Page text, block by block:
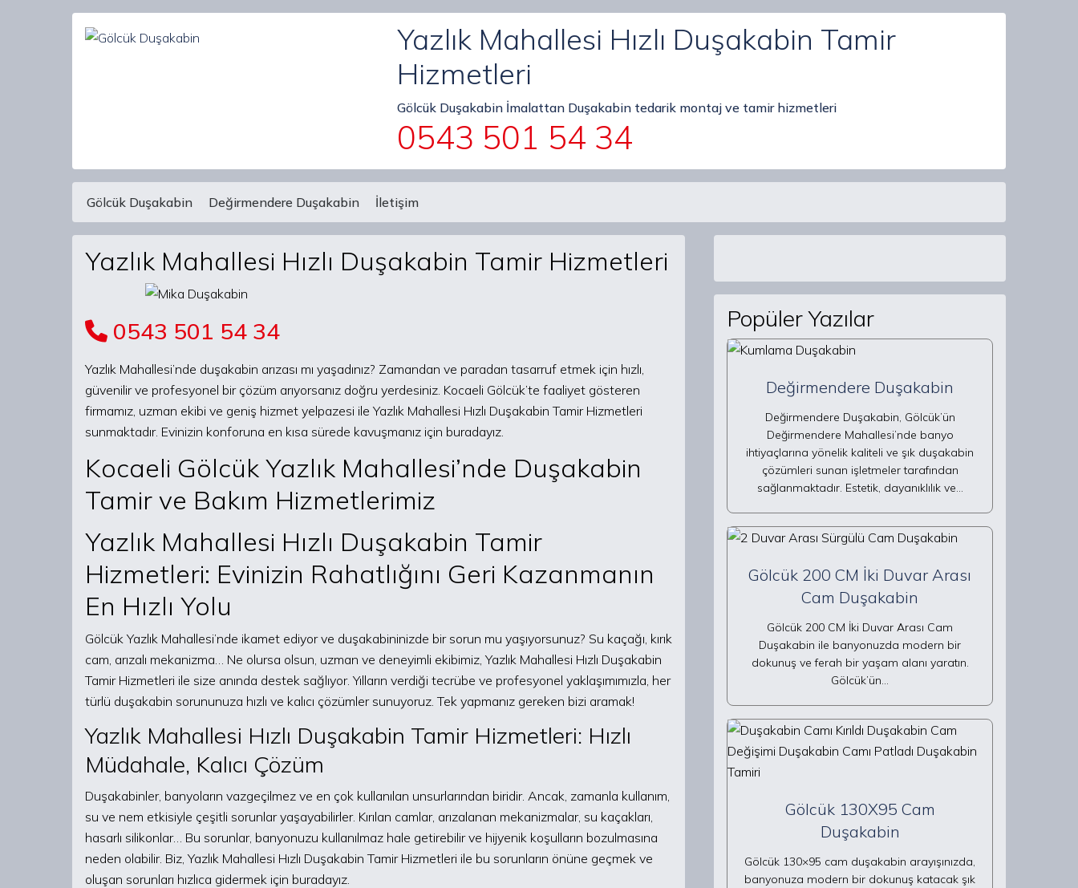
Yazlık Mahallesi Hızlı Duşakabin Tamir
Hizmetleri
Gölcük Duşakabin İmalattan Duşakabin tedarik montaj ve tamir hizmetleri
0543 501 54 34
Main Navigation
Gölcük Duşakabin Değirmendere Duşakabin İletişim
Yazlık Mahallesi Hızlı Duşakabin Tamir Hizmetleri
0543 501 54 34
Yazlık Mahallesi’nde duşakabin arızası mı yaşadınız? Zamandan ve paradan tasarruf etmek için hızlı,
güvenilir ve profesyonel bir çözüm arıyorsanız doğru yerdesiniz. Kocaeli Gölcük’te faaliyet gösteren
firmamız, uzman ekibi ve geniş hizmet yelpazesi ile Yazlık Mahallesi Hızlı Duşakabin Tamir Hizmetleri
sunmaktadır. Evinizin konforuna en kısa sürede kavuşmanız için buradayız.
Kocaeli Gölcük Yazlık Mahallesi’nde Duşakabin
Tamir ve Bakım Hizmetlerimiz
Yazlık Mahallesi Hızlı Duşakabin Tamir
Hizmetleri: Evinizin Rahatlığını Geri Kazanmanın
En Hızlı Yolu
Gölcük Yazlık Mahallesi’nde ikamet ediyor ve duşakabininizde bir sorun mu yaşıyorsunuz? Su kaçağı, kırık
cam, arızalı mekanizma… Ne olursa olsun, uzman ve deneyimli ekibimiz, Yazlık Mahallesi Hızlı Duşakabin
Tamir Hizmetleri ile size anında destek sağlıyor. Yılların verdiği tecrübe ve profesyonel yaklaşımımızla, her
türlü duşakabin sorununuza hızlı ve kalıcı çözümler sunuyoruz. Tek yapmanız gereken bizi aramak!
Yazlık Mahallesi Hızlı Duşakabin Tamir Hizmetleri: Hızlı
Müdahale, Kalıcı Çözüm
Duşakabinler, banyoların vazgeçilmez ve en çok kullanılan unsurlarından biridir. Ancak, zamanla kullanım,
su ve nem etkisiyle çeşitli sorunlar yaşayabilirler. Kırılan camlar, arızalanan mekanizmalar, su kaçakları,
hasarlı silikonlar… Bu sorunlar, banyonuzu kullanılmaz hale getirebilir ve hijyenik koşulların bozulmasına
neden olabilir. Biz, Yazlık Mahallesi Hızlı Duşakabin Tamir Hizmetleri ile bu sorunların önüne geçmek ve
oluşan sorunları hızlıca gidermek için buradayız.
Popüler Yazılar
Değirmendere Duşakabin
Değirmendere Duşakabin, Gölcük’ün
Değirmendere Mahallesi’nde banyo
ihtiyaçlarına yönelik kaliteli ve şık duşakabin
çözümleri sunan işletmeler tarafından
sağlanmaktadır. Estetik, dayanıklılık ve…
Gölcük 200 CM İki Duvar Arası
Cam Duşakabin
Gölcük 200 CM İki Duvar Arası Cam
Duşakabin ile banyonuzda modern bir
dokunuş ve ferah bir yaşam alanı yaratın.
Gölcük’ün…
Gölcük 130X95 Cam
Duşakabin
Gölcük 130×95 cam duşakabin arayışınızda,
banyonuza modern bir dokunuş katacak şık